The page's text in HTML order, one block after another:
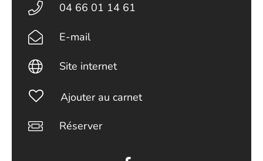
04 66 01 14 61
E-mail
Site internet
Ajouter au carnet
Réserver